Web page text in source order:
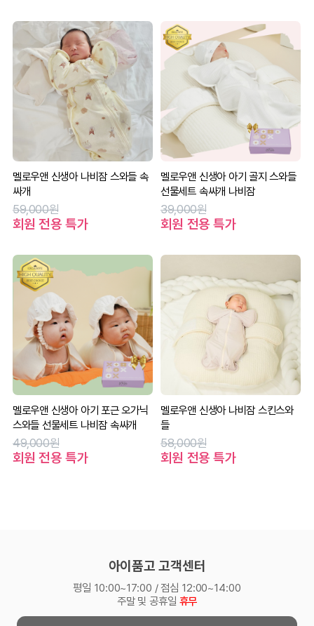
멜로우앤 신생아 나비잠 스와들 속
싸개
59,000원
회원 전용 특가
멜로우앤 신생아 아기 골지 스와들
선물세트 속싸개 나비잠
39,000원
회원 전용 특가
멜로우앤 신생아 아기 포근 오가닉
스와들 선물세트 나비잠 속싸개
49,000원
회원 전용 특가
멜로우앤 신생아 나비잠 스킨스와
들
58,000원
회원 전용 특가
아이품고 고객센터
평일 10:00~17:00 / 점심 12:00~14:00
주말 및 공휴일 휴무